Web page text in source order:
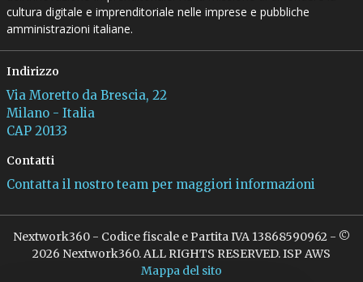
cultura digitale e imprenditoriale nelle imprese e pubbliche
amministrazioni italiane.
Indirizzo
Via Moretto da Brescia, 22
Milano - Italia
CAP 20133
Contatti
Contatta il nostro team per maggiori informazioni
Nextwork360 - Codice fiscale e Partita IVA 13868590962 - ©
2026 Nextwork360. ALL RIGHTS RESERVED. ISP AWS
Mappa del sito